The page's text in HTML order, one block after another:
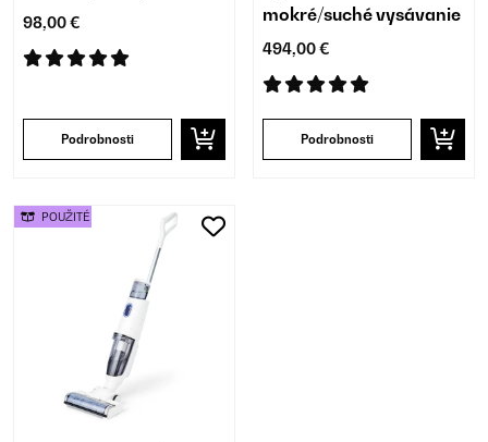
98,00 €
Podrobnosti
mokré/suché vysávanie
494,00 €
Podrobnosti
POUŽITÉ